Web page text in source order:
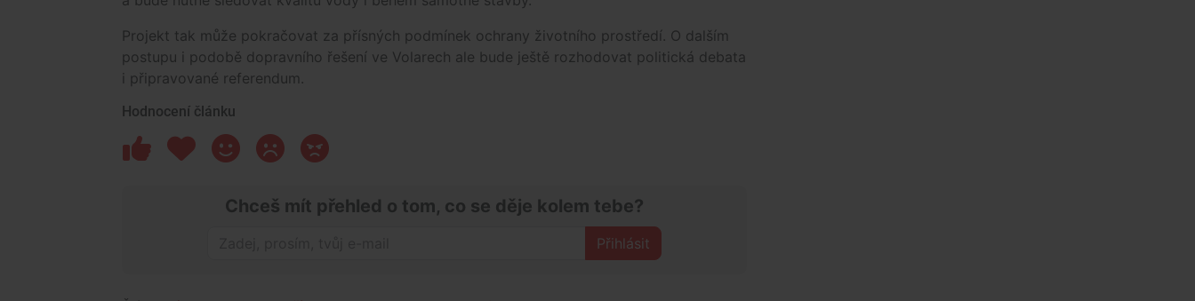
Projekt tak může pokračovat za přísných podmínek ochrany životního prostředí. O dalším
postupu i podobě dopravního řešení ve Volarech ale bude ještě rozhodovat politická debata
i připravované referendum.
Hodnocení článku
Chceš mít přehled o tom, co se děje kolem tebe?
Přihlásit